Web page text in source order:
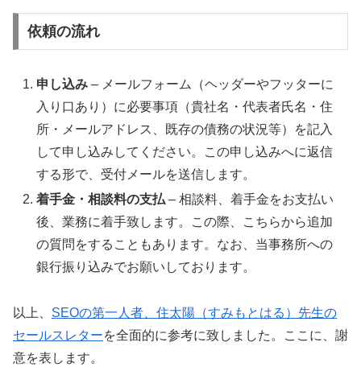
依頼の流れ
申し込み – メールフォーム（ヘッダーやフッターに
入り口あり）に必要事項（貴社名・代表者氏名・住
所・メールアドレス、既存の債務の状況等）を記入
して申し込みしてください。この申し込みへに返信
する形で、受付メールを送信します。
着手金・相談料の支払 – 相談料、着手金をお支払い
後、業務に着手致します。この際、こちらから追加
の質問をすることもあります。なお、当事務所への
銀行振り込みでお願いしております。
以上、 SEOの第一人者、住太陽（すみもとはる）先生の
セールスレターを全面的に参考に致しました。ここに、謝
意を表します。